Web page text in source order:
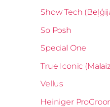
Show Tech
So Posh
Special One
True Iconic
Vellus
Heiniger